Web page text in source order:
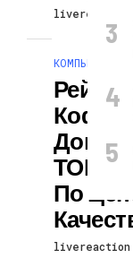
livereaction
КОМПЬЮТЕРЫ
Дома
ТОП 11
По
livereaction